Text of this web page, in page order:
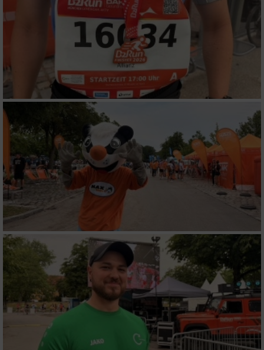
Speichern von oder Zugriff auf Informationen
auf einem Endgerät
Verwendung reduzierter Daten zur Auswahl
Erstellung von Profilen für personalisierte
Werbung
Verwendung von Profilen zur Auswahl
personalisierter Werbung
Erstellung von Profilen zur Personalisierung
von Inhalten
Verwendung von Profilen zur Auswahl
personalisierter Inhalte
Messung der Werbeleistung
Messung der Performance von Inhalten
Analyse von Zielgruppen durch Statistiken
oder Kombinationen von Daten aus
verschiedenen Quellen
Entwicklung und Verbesserung der Angebote